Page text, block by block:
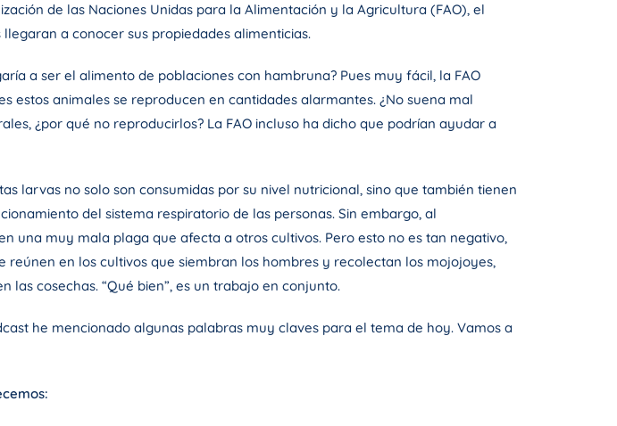
de las Naciones Unidas para la Alimentación y la Agricultura (FAO), el
a conocer sus propiedades alimenticias.
a ser el alimento de poblaciones con hambruna? Pues muy fácil, la FAO
estos animales se reproducen en cantidades alarmantes. ¿No suena mal
¿por qué no reproducirlos? La FAO incluso ha dicho que podrían ayudar a
larvas no solo son consumidas por su nivel nutricional, sino que también tienen
del sistema respiratorio de las personas. Sin embargo, al
una muy mala plaga que afecta a otros cultivos. Pero esto no es tan negativo,
en los cultivos que siembran los hombres y recolectan los mojojoyes,
cosechas. “Qué bien”, es un trabajo en conjunto.
he mencionado algunas palabras muy claves para el tema de hoy. Vamos a